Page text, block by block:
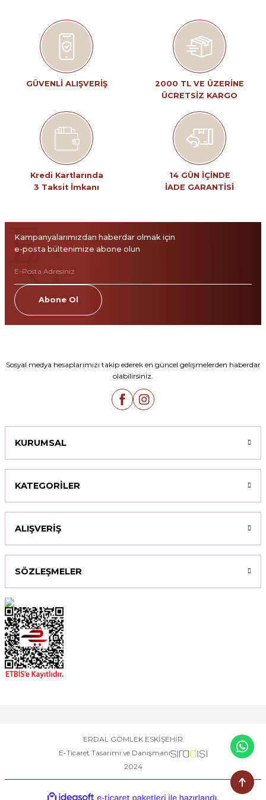
Ürün resmi kalitesiz, bozuk veya görüntülenemiyor.
Ürün açıklamasında eksik bilgiler bulunuyor.
Ürün bilgilerinde hatalar bulunuyor.
Ürün fiyatı diğer sitelerden daha pahalı.
Bu ürüne benzer farklı alternatifler olmalı.
GÜVENLİ ALIŞVERİŞ
2000 TL VE ÜZERİNE
ÜCRETSİZ KARGO
Kredi Kartlarında
3 Taksit İmkanı
14 GÜN İÇİNDE
İADE GARANTİSİ
Kampanyalarımızdan haberdar olmak için
e-posta bültenimize abone olun
Abone Ol
Sosyal medya hesaplarımızı takip ederek en güncel gelişmelerden haberdar
olabilirsiniz.
KURUMSAL
KATEGORİLER
ALIŞVERİŞ
SÖZLEŞMELER
ERDAL GÖMLEK ESKİŞEHİR
E-Ticaret Tasarımı ve Danışmanı
2024
ideasoft e-